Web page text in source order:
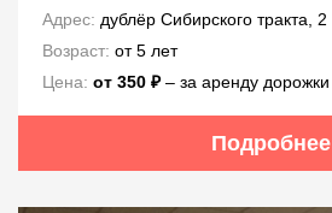
Адрес: дублёр Сибирского тракта, 2
Возраст: от 5 лет
Цена: от 350 ₽– за аренду дорожки
Подробнее